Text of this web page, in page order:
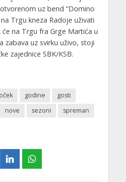
uz bend “Domino
Trgu kneza Radoje uživati
će na Trgu fra Grge Martića u
zabava uz svirku uživo, stoji
zajednice SBK/KSB.
godine
gosti
nove sezoni
spreman